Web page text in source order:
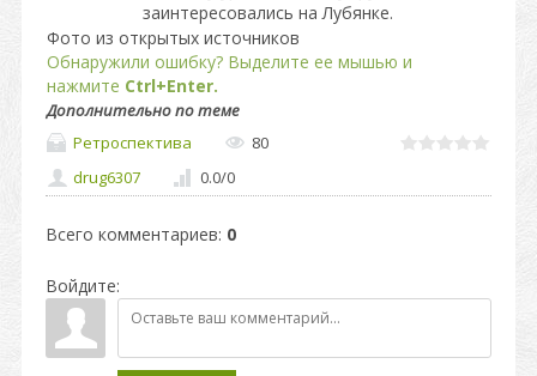
заинтересовались на Лубянке.
Фото из открытых источников
Обнаружили ошибку? Выделите ее мышью и
нажмите Ctrl+Enter.
Дополнительно по теме
Ретроспектива
80
drug6307
0.0/0
Всего комментариев: 0
Войдите: